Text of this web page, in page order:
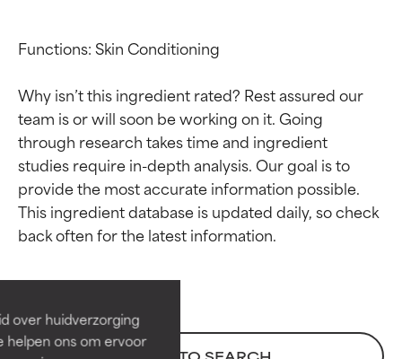
over huidverzorging
helpen ons om ervoor
Functions: Skin Conditioning
Why isn’t this ingredient rated? Rest assured our
team is or will soon be working on it. Going
through research takes time and ingredient
studies require in-depth analysis. Our goal is to
provide the most accurate information possible.
This ingredient database is updated daily, so check
Beoordelingen van
ingrediënten
Bewezen en ondersteund door
onafhankelijk onderzoek.
Beoordelingen van
ingrediënten
Bewezen en ondersteund door
onafhankelijk onderzoek.